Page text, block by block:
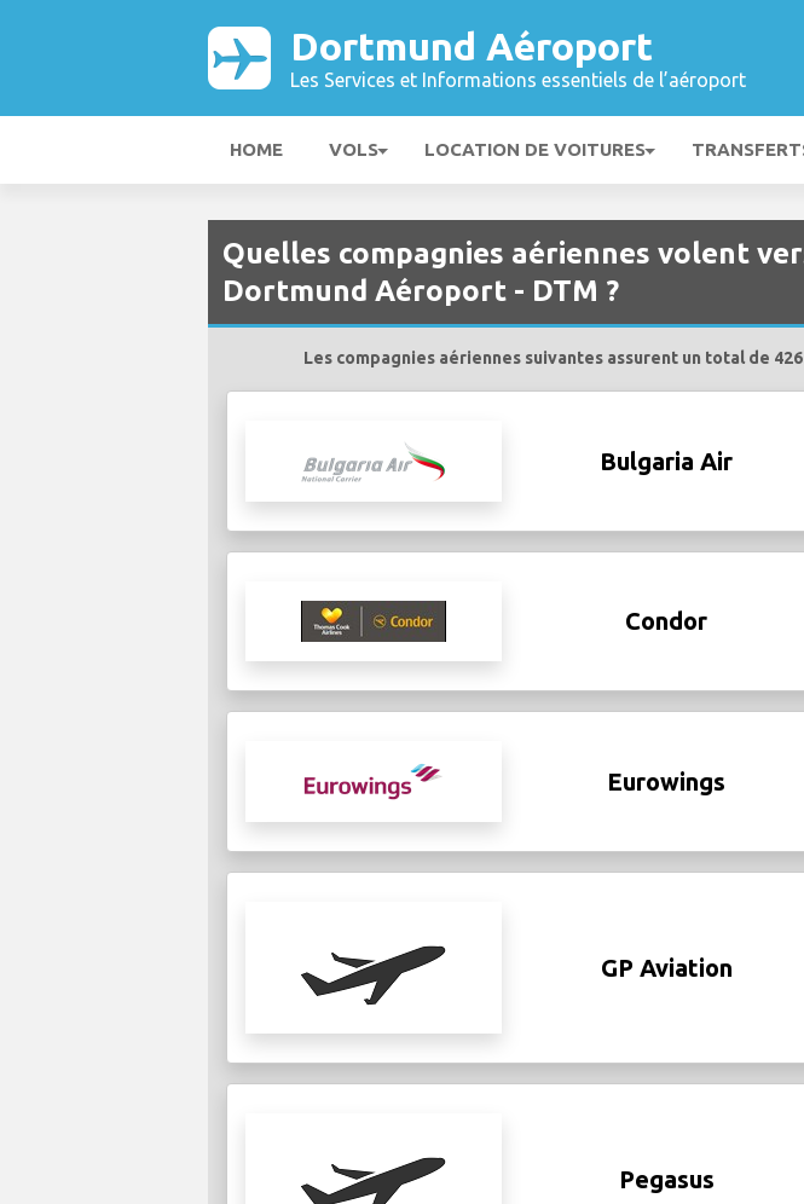
Dortmund Aéroport
Les Services et Informations essentiels de l’aéroport
HOME VOLS LOCATION DE VOITURES
Quelles compagnies aériennes volent
Dortmund Aéroport - DTM ?
Les compagnies aériennes suivantes assurent un total de
Bulgaria Air
Condor
Eurowings
GP Aviation
Pegasus